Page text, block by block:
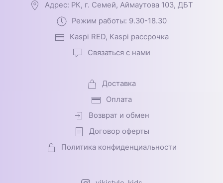
Адрес: РК, г. Семей, Аймаутова 103, ДБТ
Режим работы: 9.30-18.30
Kaspi RED, Kaspi рассрочка
Связаться с нами
Доставка
Оплата
Возврат и обмен
Договор оферты
Политика конфиденциальности